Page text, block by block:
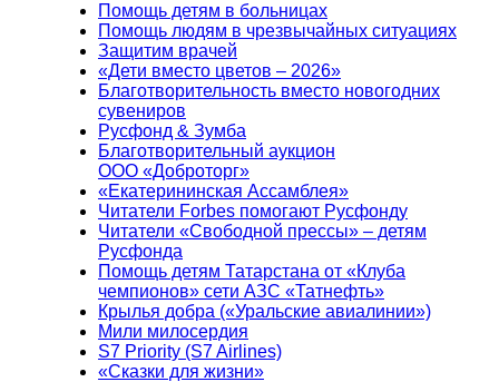
Помощь детям в больницах
Помощь людям в чрезвычайных ситуациях
Защитим врачей
«Дети вместо цветов – 2026»
Благотворительность вместо новогодних
сувениров
Русфонд & Зумба
Благотворительный аукцион
ООО «Доброторг»
«Екатерининская Ассамблея»
Читатели Forbes помогают Русфонду
Читатели «Свободной прессы» – детям
Русфонда
Помощь детям Татарстана от «Клуба
чемпионов» сети АЗС «Татнефть»
Крылья добра («Уральские авиалинии»)
Мили милосердия
S7 Priority (S7 Airlines)
«Сказки для жизни»